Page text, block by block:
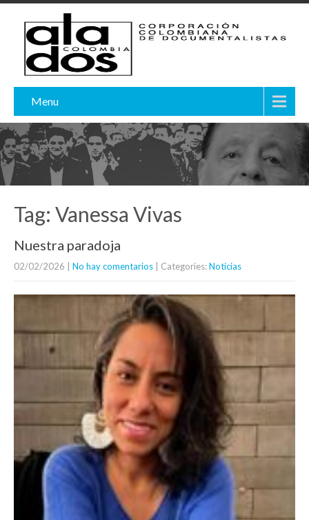
Menu
Tag: Vanessa Vivas
Nuestra paradoja
02/02/2026 | No hay comentarios | Categories:Noticias